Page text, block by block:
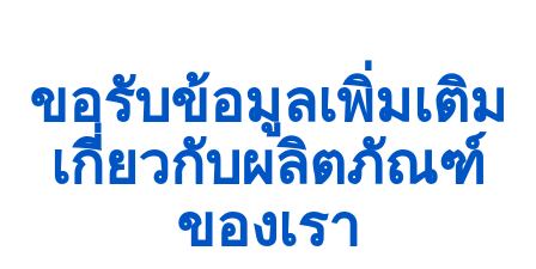
ขอรับข้อมูลเพิ่มเติม
เกี่ยวกับผลิตภัณฑ์
ของเรา